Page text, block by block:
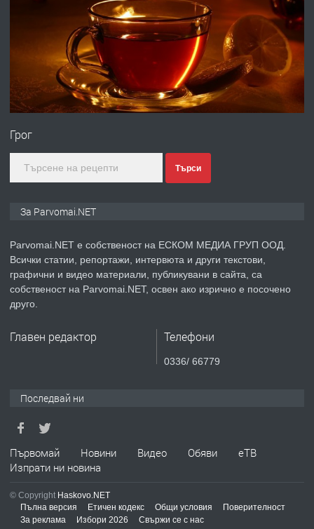
Работа за общи работници
преди 1 година
ПРЕДЛАГА
Първи поход "По стъпките на Ангел
преди 1 година
ПРЕДЛАГА Уроци по Математика
преди 1 година
Грог
Търси
За Parvomai.NET
Parvomai.NET е собственост на ЕСКОМ МЕДИА ГРУП ООД.
Всички статии, репортажи, интервюта и други текстови,
графични и видео материали, публикувани в сайта, са
собственост на Parvomai.NET, освен ако изрично е посочено
друго.
Главен редактор Телефони
0336/ 66779
Последвай ни
Първомай Новини Видео Обяви
еТВ
Изпрати ни новина
© Copyright Haskovo.NET
Пълна версия
Етичен кодекс Общи условия
Поверителност
За реклама
Избори 2026 Свържи се с нас